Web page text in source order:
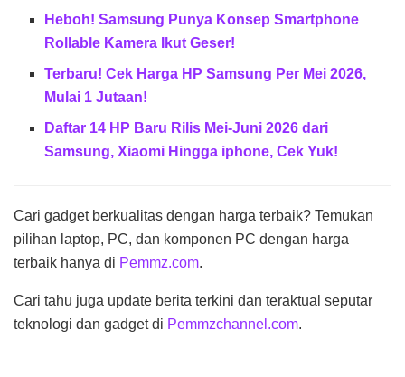
Heboh! Samsung Punya Konsep Smartphone
Rollable Kamera Ikut Geser!
Terbaru! Cek Harga HP Samsung Per Mei 2026,
Mulai 1 Jutaan!
Daftar 14 HP Baru Rilis Mei-Juni 2026 dari
Samsung, Xiaomi Hingga iphone, Cek Yuk!
Cari gadget berkualitas dengan harga terbaik? Temukan
pilihan laptop, PC, dan komponen PC dengan harga
terbaik hanya di Pemmz.com.
Cari tahu juga update berita terkini dan teraktual seputar
teknologi dan gadget di Pemmzchannel.com.